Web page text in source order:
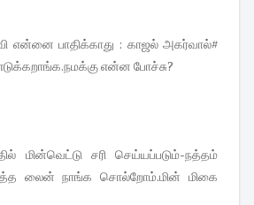
என்னை பாதிக்காது : காஜல் அகர்வால்#
என்ன போச்சு?
மின்வெட்டு சரி செய்யப்படும்-நத்தம்
லைன் நாங்க சொல்றோம்.மின் மிகை